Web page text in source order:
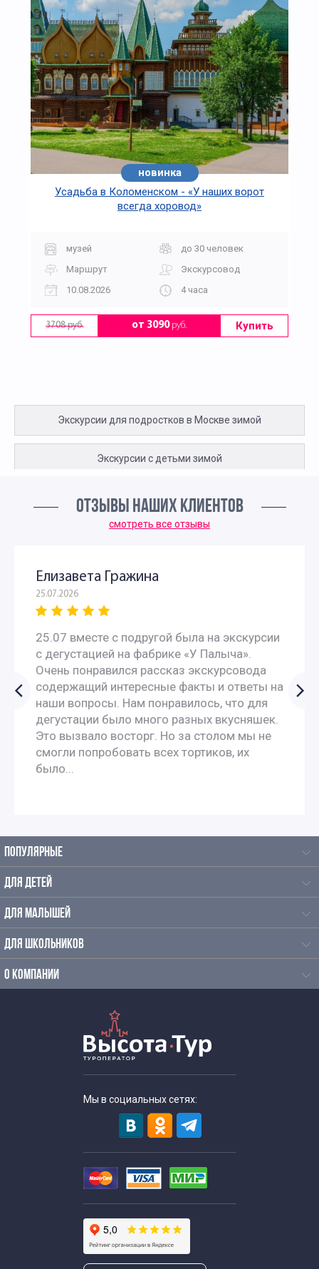
новинка
Усадьба в Коломенском - «У наших ворот
всегда хоровод»
музей
до 30 человек
Маршрут
Экскурсовод
10.08.2026
4 часа
3708 руб. от 3090руб. Купить
Экскурсии для подростков в Москве зимой
Экскурсии с детьми зимой
Зимние экскурсии для дошкольников
Экскурсии на зимние каникулы для школьников
Новогодние экскурсии для старшеклассников
Новогодние экскурсии по Москве
Новогодние экскурсии для детей в Москве
Новогодние экскурсии для дошкольников
Новогодние экскурсии для школьников 3 класса в
Москве
Экскурсии на новый год для детей начальной школы
ОТЗЫВЫ НАШИХ КЛИЕНТОВ
смотреть все отзывы
Елизавета Гражина
25.07.2026
25.07 вместе с подругой была на экскурсии
с дегустацией на фабрике «У Палыча».
Очень понравился рассказ экскурсовода
содержащий интересные факты и ответы на
наши вопросы. Нам понравилось, что для
дегустации было много разных вкусняшек.
Это вызвало восторг. Но за столом мы не
смогли попробовать всех тортиков, их
было...
ПОПУЛЯРНЫЕ
ДЛЯ ДЕТЕЙ
ДЛЯ МАЛЫШЕЙ
ДЛЯ ШКОЛЬНИКОВ
О КОМПАНИИ
Мы в социальных сетях: